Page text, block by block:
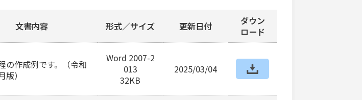
文書内容 形式／サイズ 更新日付
ダウン
ロード
の作成例です。（令和
版）
Word 2007-2
013
32KB
2025/03/04